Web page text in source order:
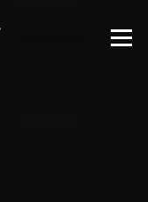
Menu